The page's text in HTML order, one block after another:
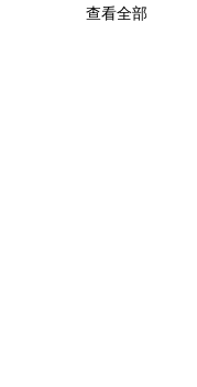
查看全部